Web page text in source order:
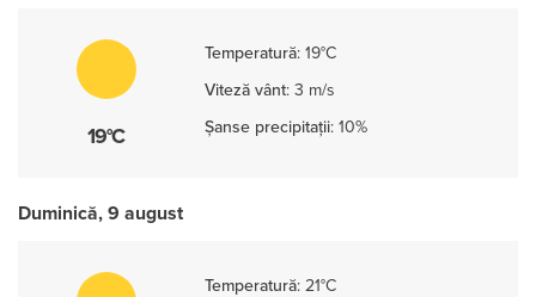
19°C
Temperatură:19°C
Viteză vânt:3 m/s
Șanse precipitații:10%
Duminică, 9 august
Temperatură:21°C